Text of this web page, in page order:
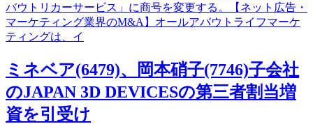
バウトリカーサービス」に商号を変更する。【ネット広告・
マーケティング業界のM&A】オールアバウトライフマーケ
ティングは、イ
ミネベア(6479)、岡本硝子(7746)子会社
のJAPAN 3D DEVICESの第三者割当増
資を引受け